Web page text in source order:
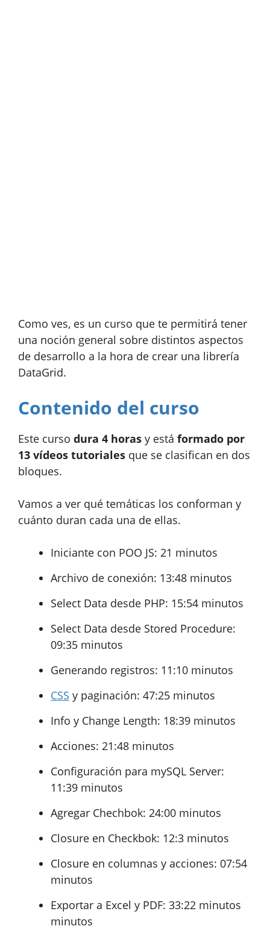
Como ves, es un curso que te permitirá tener
una noción general sobre distintos aspectos
de desarrollo a la hora de crear una librería
DataGrid.
Contenido del curso
Este curso dura 4 horas y está formado por
13 vídeos tutoriales que se clasifican en dos
bloques.
Vamos a ver qué temáticas los conforman y
cuánto duran cada una de ellas.
Iniciante con POO JS: 21 minutos
Archivo de conexión: 13:48 minutos
Select Data desde PHP: 15:54 minutos
Select Data desde Stored Procedure:
09:35 minutos
Generando registros: 11:10 minutos
CSS y paginación: 47:25 minutos
Info y Change Length: 18:39 minutos
Acciones: 21:48 minutos
Configuración para mySQL Server:
11:39 minutos
Agregar Chechbok: 24:00 minutos
Closure en Checkbok: 12:3 minutos
Closure en columnas y acciones: 07:54
minutos
Exportar a Excel y PDF: 33:22 minutos
minutos